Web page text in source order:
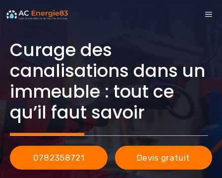
au
Curage des
canalisations dans un
immeuble : tout ce
qu’il faut savoir
0782358721 Devis gratuit